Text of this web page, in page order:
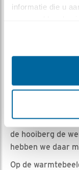
informatie die u
Marijke Heijne |
Een groot deel
hooiberg, maar
Net buiten het
de hooiberg de
hebben we daar
Op de